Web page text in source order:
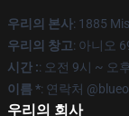
우리의 본사: 1885
우리의 창고: 아니오
시간 :: 오전 9시 ~ 오
이름 *: 연락처
우리의 회사